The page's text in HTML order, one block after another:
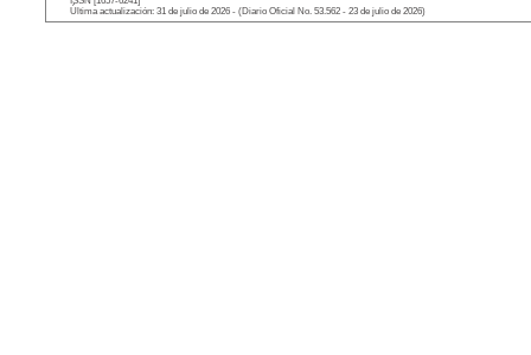
Última actualización: 31 de julio de 2026 - (Diario Oficial No. 53.562 - 23 de julio de 2026)